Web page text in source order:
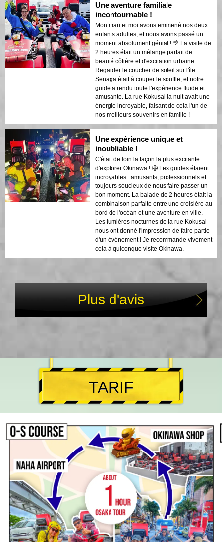
Une aventure familiale
incontournable !
Mon mari et moi avons emmené nos deux
enfants adultes, et nous avons passé un
moment absolument génial ! 🌴 La visite de
2 heures était un mélange parfait de
beauté côtière et d'excitation urbaine.
Regarder le coucher de soleil sur l'île
Senaga était à couper le souffle, et notre
guide a rendu toute l'expérience fluide et
amusante. La rue Kokusai la nuit avait une
énergie incroyable, faisant de cela l'un de
nos meilleurs souvenirs en famille !
Une expérience unique et
inoubliable !
C'était de loin la façon la plus excitante
d'explorer Okinawa ! 🤩 Les guides étaient
incroyables : amusants, professionnels et
toujours soucieux de nous faire passer un
bon moment. La balade de 2 heures était la
combinaison parfaite entre une croisière au
bord de l'océan et une aventure en ville.
Les lumières nocturnes de la rue Kokusai
nous ont donné l'impression de faire partie
d'un événement ! Je recommande vivement
cela à quiconque visite Okinawa.
Plus d'avis
TARIF